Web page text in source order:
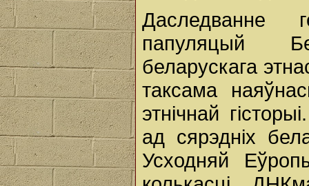
Даследванне
папуляцый
беларускага
таксама
этнічнай
ад сярэдніх
Усходняй